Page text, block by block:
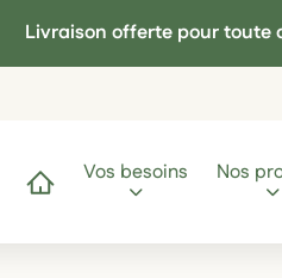
Livraison offerte pour toute
Accueil
Vos besoins Nos